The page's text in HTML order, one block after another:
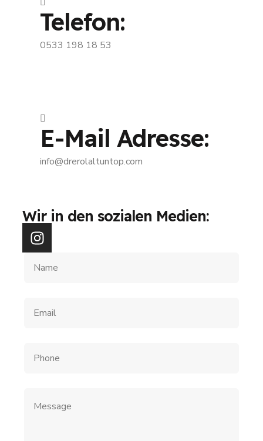
Telefon:
0533 198 18 53
E-Mail Adresse:
info@drerolaltuntop.com
Wir in den sozialen Medien: